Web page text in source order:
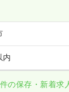
内
の保存・新着求